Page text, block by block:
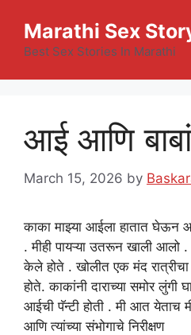
content
Marathi Sex
Best Sex Stories In Marathi
आई आणि
March 15, 2026 by
काकामाझ्या आईलाहातातघेऊन
.मीहीपायऱ्या उतरूनखाली आलो .
केले होते . खोलीत एक मंद
होते. काकांनी दाराच्या समोर लुंगी
आईची पॅन्टी होती . मी आत येताच
आणि त्यांच्या संभोगाचे निरीक्षण